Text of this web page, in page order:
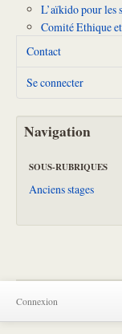
L’aïkido pour les
Comité Ethique
Contact
Se connecter
Navigation
SOUS-RUBRIQUES
Anciens stages
Connexion